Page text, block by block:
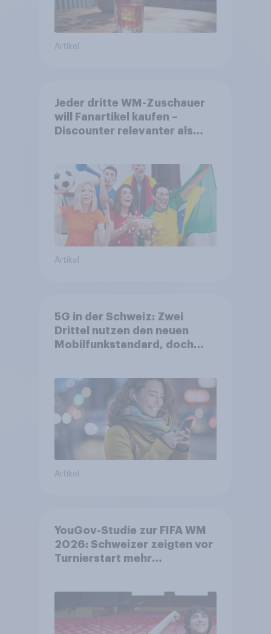
Artikel
Jeder dritte WM-Zuschauer
will Fanartikel kaufen –
Discounter relevanter als
Artikel
5G in der Schweiz: Zwei
Drittel nutzen den neuen
Mobilfunkstandard, doch
Artikel
YouGov-Studie zur FIFA WM
2026: Schweizer zeigten vor
Turnierstart mehr